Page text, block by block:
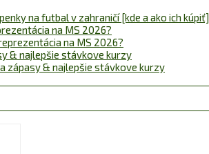
na futbal v zahraničí [kde a ako ich kúpiť]
na MS 2026?
na MS 2026?
& najlepšie stávkove kurzy
zápasy & najlepšie stávkove kurzy